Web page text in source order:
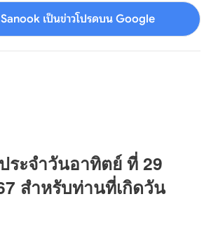
เป็นข่าวโปรดบน Google
ระจำวันอาทิตย์ ที่ 29
สำหรับท่านที่เกิดวัน